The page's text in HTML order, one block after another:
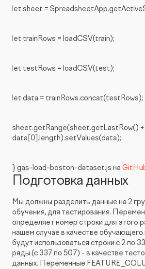
let sheet =
let trainRows = loadCSV(train);
let testRows = loadCSV(test);
let data = trainRows.concat(testRows);
sheet.getRange(sheet.getLastRow() +
data[0].length).setValues(data);
} gas-load-boston-dataset.js на
Подготовка данных
Мы должны разделить данные на 2
обучения, для тестирования.
определяет номер строки для этого
нашем случае в качестве
будут использоваться строки c 2 по
ряды (с 337 по 507) - в качестве
данных. Переменные